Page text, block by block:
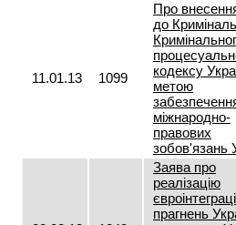
11.01.13 1099
Про
до
кодексу
метою
міжнародно-
правових
зобов'язань
Заява про
реалізацію
прагнень